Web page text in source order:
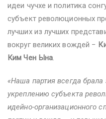
идеи чучхе и политика
субъект революционных
лучших из лучших
вокруг великих вождей −
Ким Чен Ына.
«Наша партия всегда брала
укреплению субъекта
идейно-организационного